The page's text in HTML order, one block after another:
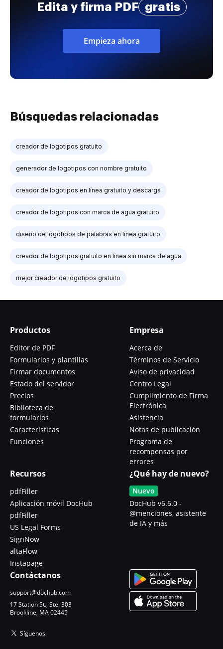
Edita y firma PDF gratis
Empieza ahora
Búsquedas relacionadas
creador de logotipos gratuito
generador de logotipos con nombre gratuito
creador de logotipos en línea gratuito y descarga
creador de logotipos con marca de agua gratuito
diseño de logotipos de palabras en línea gratuito
creador de logotipos gratuito en línea sin marca de agua
mejor creador de logotipos gratuito
Productos
Editor de PDF
Formularios y plantillas
Firmar documentos
Estado del servidor
Precios
Biblioteca de
formularios
Características
Funciones
Empresa
Acerca de
Términos de Servicio
Aviso de privacidad
Centro Legal
Cumplimiento de Firma
Electrónica
Asistencia
Notas de publicación
Programa de
recompensas por
errores
Recursos
pdfFiller
Aplicación móvil DocHub
pdfFiller
US Legal Forms
SignNow
altaFlow
Instapage
¿Qué hay de nuevo?
Nuevo
DocHub v6.6.0 -
@menciones, asistente
de IA y más
Contáctanos
support@dochub.com
17 Station St., Ste. 303
Brookline, MA 02445
Síguenos